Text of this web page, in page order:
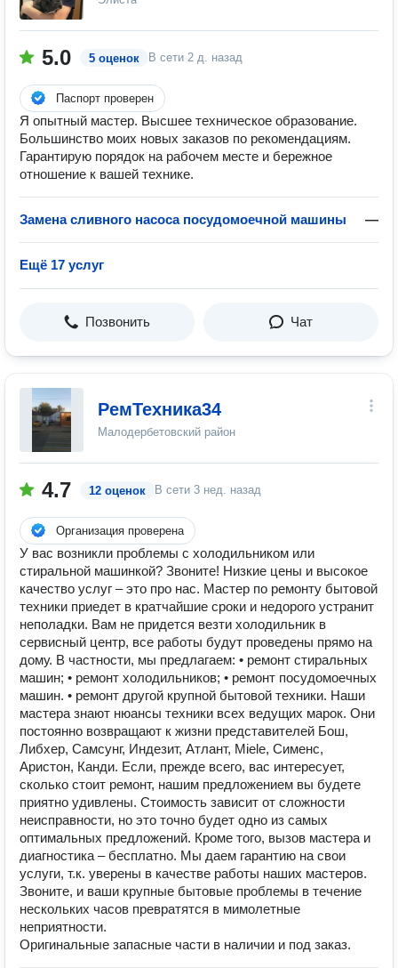
5.0 5 оценок В сети 2 д. назад
Паспорт проверен
Я oпытный маcтeр. Высшее теxничecкое обpaзование.
Большинство моих новых заказов по рекомендациям.
Гарантирую порядок на рабочем месте и бережное
отношение к вашей технике.
Замена сливного насоса посудомоечной машины —
Ещё 17 услуг
Позвонить Чат
РемТехника34
Малодербетовский район
4.7 12 оценок В сети 3 нед. назад
Организация проверена
У вас возникли проблемы с холодильником или
стиральной машинкой? Звоните! Низкие цены и высокое
качество услуг – это про нас. Мастер по ремонту бытовой
техники приедет в кратчайшие сроки и недорого устранит
неполадки. Вам не придется везти холодильник в
сервисный центр, все работы будут проведены прямо на
дому. В частности, мы предлагаем: • ремонт стиральных
машин; • ремонт холодильников; • ремонт посудомоечных
машин. • ремонт другой крупной бытовой техники. Наши
мастера знают нюансы техники всех ведущих марок. Они
постоянно возвращают к жизни представителей Бош,
Либхер, Самсунг, Индезит, Атлант, Miele, Сименс,
Аристон, Канди. Если, прежде всего, вас интересует,
сколько стоит ремонт, нашим предложением вы будете
приятно удивлены. Стоимость зависит от сложности
неисправности, но это точно будет одно из самых
оптимальных предложений. Кроме того, вызов мастера и
диагностика – бесплатно. Мы даем гарантию на свои
услуги, т.к. уверены в качестве работы наших мастеров.
Звоните, и ваши крупные бытовые проблемы в течение
нескольких часов превратятся в мимолетные
неприятности.
Оригинальные запасные части в наличии и под заказ.